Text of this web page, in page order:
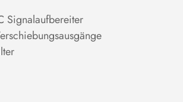
Signalaufbereiter